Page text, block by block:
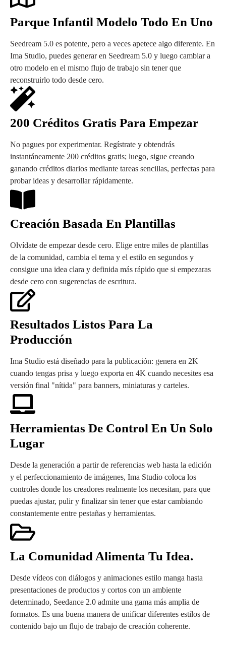
Parque Infantil Modelo Todo En Uno
Seedream 5.0 es potente, pero a veces apetece algo diferente. En
Ima Studio, puedes generar en Seedream 5.0 y luego cambiar a
otro modelo en el mismo flujo de trabajo sin tener que
reconstruirlo todo desde cero.
200 Créditos Gratis Para Empezar
No pagues por experimentar. Regístrate y obtendrás
instantáneamente 200 créditos gratis; luego, sigue creando
ganando créditos diarios mediante tareas sencillas, perfectas para
probar ideas y desarrollar rápidamente.
Creación Basada En Plantillas
Olvídate de empezar desde cero. Elige entre miles de plantillas
de la comunidad, cambia el tema y el estilo en segundos y
consigue una idea clara y definida más rápido que si empezaras
desde cero con sugerencias de escritura.
Resultados Listos Para La
Producción
Ima Studio está diseñado para la publicación: genera en 2K
cuando tengas prisa y luego exporta en 4K cuando necesites esa
versión final "nítida" para banners, miniaturas y carteles.
Herramientas De Control En Un Solo
Lugar
Desde la generación a partir de referencias web hasta la edición
y el perfeccionamiento de imágenes, Ima Studio coloca los
controles donde los creadores realmente los necesitan, para que
puedas ajustar, pulir y finalizar sin tener que estar cambiando
constantemente entre pestañas y herramientas.
La Comunidad Alimenta Tu Idea.
Desde vídeos con diálogos y animaciones estilo manga hasta
presentaciones de productos y cortos con un ambiente
determinado, Seedance 2.0 admite una gama más amplia de
formatos. Es una buena manera de unificar diferentes estilos de
contenido bajo un flujo de trabajo de creación coherente.